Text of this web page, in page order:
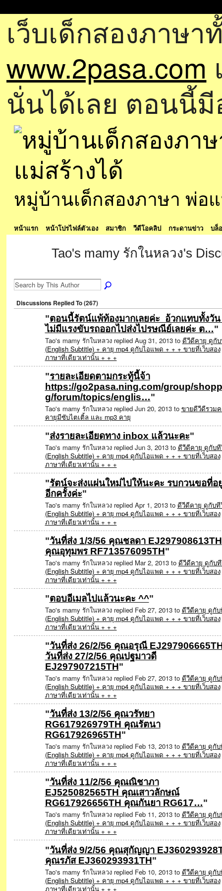
เว็บเด็กสองภาษ
www.2pasa.com
นั่นได้เลย ตอนนี้มี
หมู่บ้านเด็กสองภาษา พ่อ
หน้าแรก หน้าโปรไฟล์ตัวเอง สมาชิก วีดีโอคลิป กระดานข่าว บล็
Tao's mamy รักในหลวง's
Discussions Replied To (267)
"ตอนนี้รัตน์แพ้ท้องมากเลยค่ะ อ้วกแทบทั้งวั
ไม่มีแรงขับรถออกไปส่งไปรษณีย์เลยค่ะ ต…"
Tao's mamy รักในหลวง replied Aug 31, 2013 to ดีวีดีคายุ ดูกั
(English Subtitle) + คายุ mp4 ดูกับไอแพด + + + ขายที่เว็บสอง
ภาษาที่เดียวเท่านั้น + + +
"รายละเอียดตามกระทู้นี้จ้า
https://go2pasa.ning.com/group/
g/forum/topics/englis…"
Tao's mamy รักในหลวง replied Jun 20, 2013 to ขายดีวีดีรวม
คายุมีซับไตเติ้ล และ mp3 คายุ
"ส่งรายละเอียดทาง inbox แล้วนะคะ"
Tao's mamy รักในหลวง replied Jun 3, 2013 to ดีวีดีคายุ ดูกับที
(English Subtitle) + คายุ mp4 ดูกับไอแพด + + + ขายที่เว็บสอง
ภาษาที่เดียวเท่านั้น + + +
"รัตน์จะส่งแผ่นใหม่ไปให้นะคะ รบกวนขอที่อ
อีกครั้งค่ะ"
Tao's mamy รักในหลวง replied Apr 1, 2013 to ดีวีดีคายุ ดูกับที
(English Subtitle) + คายุ mp4 ดูกับไอแพด + + + ขายที่เว็บสอง
ภาษาที่เดียวเท่านั้น + + +
"วันที่ส่ง 1/3/56 คุณชลดา EJ297908613TH
คุณอุทุมพร RF713576095TH"
Tao's mamy รักในหลวง replied Mar 2, 2013 to ดีวีดีคายุ ดูกับ
(English Subtitle) + คายุ mp4 ดูกับไอแพด + + + ขายที่เว็บสอง
ภาษาที่เดียวเท่านั้น + + +
"ตอบอีเมลไปแล้วนะคะ ^^"
Tao's mamy รักในหลวง replied Feb 27, 2013 to ดีวีดีคายุ ดูกับ
(English Subtitle) + คายุ mp4 ดูกับไอแพด + + + ขายที่เว็บสอง
ภาษาที่เดียวเท่านั้น + + +
"วันที่ส่ง 26/2/56 คุณอรุณี
วันที่ส่ง 27/2/56 คุณปฐมาวดี
EJ297907215TH"
Tao's mamy รักในหลวง replied Feb 27, 2013 to ดีวีดีคายุ ดูกับ
(English Subtitle) + คายุ mp4 ดูกับไอแพด + + + ขายที่เว็บสอง
ภาษาที่เดียวเท่านั้น + + +
"วันที่ส่ง 13/2/56 คุณวรัทยา
RG617926979TH คุณรัตนา
RG617926965TH"
Tao's mamy รักในหลวง replied Feb 13, 2013 to ดีวีดีคายุ ดูกับ
(English Subtitle) + คายุ mp4 ดูกับไอแพด + + + ขายที่เว็บสอง
ภาษาที่เดียวเท่านั้น + + +
"วันที่ส่ง 11/2/56 คุณณิชาภา
EJ525082565TH คุณเสาวลักษณ์
RG617926656TH คุณกันยา RG617…"
Tao's mamy รักในหลวง replied Feb 11, 2013 to ดีวีดีคายุ ดูกับ
(English Subtitle) + คายุ mp4 ดูกับไอแพด + + + ขายที่เว็บสอง
ภาษาที่เดียวเท่านั้น + + +
"วันที่ส่ง 9/2/56 คุณสุกัญญา
คุณรภัส EJ360293931TH"
Tao's mamy รักในหลวง replied Feb 10, 2013 to ดีวีดีคายุ ดูกับ
(English Subtitle) + คายุ mp4 ดูกับไอแพด + + + ขายที่เว็บสอง
ภาษาที่เดียวเท่านั้น + + +